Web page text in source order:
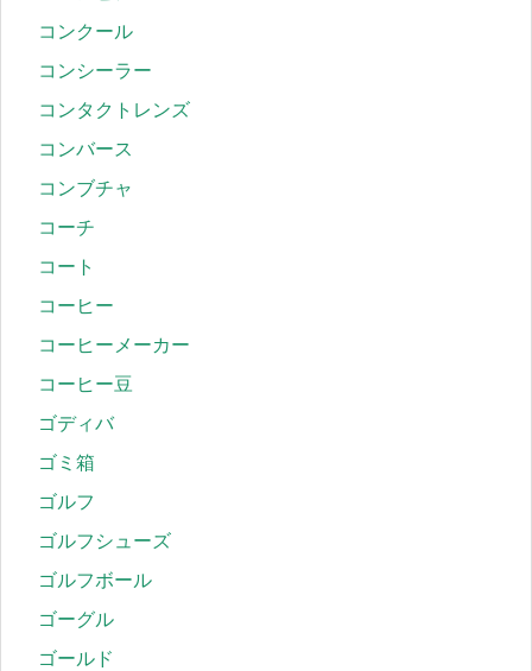
コンクール
コンシーラー
コンタクトレンズ
コンバース
コンブチャ
コーチ
コート
コーヒー
コーヒーメーカー
コーヒー豆
ゴディバ
ゴミ箱
ゴルフ
ゴルフシューズ
ゴルフボール
ゴーグル
ゴールド